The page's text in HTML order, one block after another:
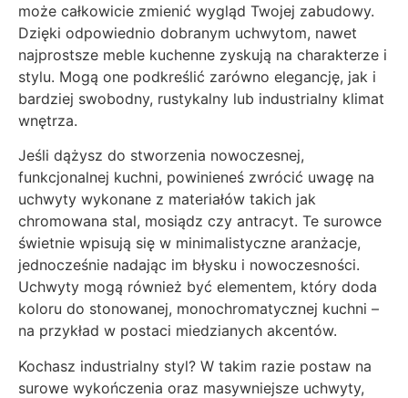
może całkowicie zmienić wygląd Twojej zabudowy.
Dzięki odpowiednio dobranym uchwytom, nawet
najprostsze meble kuchenne zyskują na charakterze i
stylu. Mogą one podkreślić zarówno elegancję, jak i
bardziej swobodny, rustykalny lub industrialny klimat
wnętrza.
Jeśli dążysz do stworzenia nowoczesnej,
funkcjonalnej kuchni, powinieneś zwrócić uwagę na
uchwyty wykonane z materiałów takich jak
chromowana stal, mosiądz czy antracyt. Te surowce
świetnie wpisują się w minimalistyczne aranżacje,
jednocześnie nadając im błysku i nowoczesności.
Uchwyty mogą również być elementem, który doda
koloru do stonowanej, monochromatycznej kuchni –
na przykład w postaci miedzianych akcentów.
Kochasz industrialny styl? W takim razie postaw na
surowe wykończenia oraz masywniejsze uchwyty,